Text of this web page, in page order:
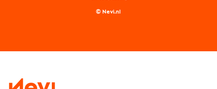
Nevi 2
© Nevi.nl